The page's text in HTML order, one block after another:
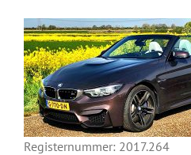
Registernummer: 2017.264